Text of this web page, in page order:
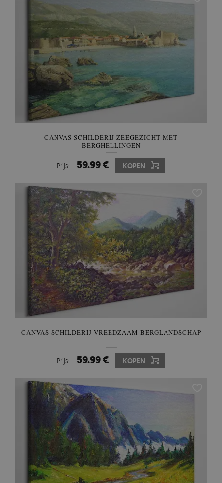
CANVAS SCHILDERIJ ZEEGEZICHT MET
BERGHELLINGEN
Prijs: 59.99 € KOPEN
CANVAS SCHILDERIJ VREEDZAAM BERGLANDSCHAP
Prijs: 59.99 € KOPEN